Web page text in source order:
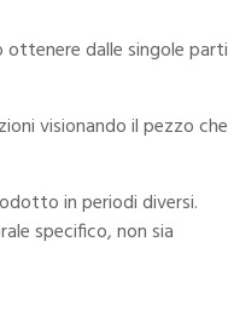
ottenere dalle singole parti
visionando il pezzo che
in periodi diversi.
specifico, non sia